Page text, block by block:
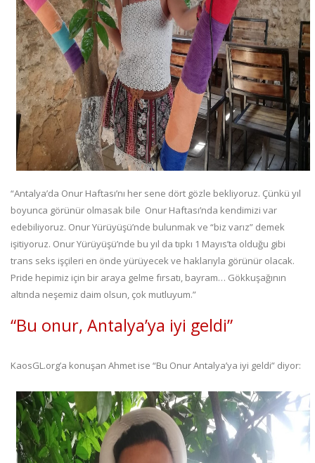
“Antalya’da Onur Haftası’nı her sene dört gözle bekliyoruz. Çünkü yıl
boyunca görünür olmasak bile Onur Haftası’nda kendimizi var
edebiliyoruz. Onur Yürüyüşü’nde bulunmak ve “biz varız” demek
işitiyoruz. Onur Yürüyüşü’nde bu yıl da tıpkı 1 Mayıs’ta olduğu gibi
trans seks işçileri en önde yürüyecek ve haklarıyla görünür olacak.
Pride hepimiz için bir araya gelme fırsatı, bayram… Gökkuşağının
altında neşemiz daim olsun, çok mutluyum.”
“Bu onur, Antalya’ya iyi geldi”
KaosGL.org’a konuşan Ahmet ise “Bu Onur Antalya’ya iyi geldi” diyor: